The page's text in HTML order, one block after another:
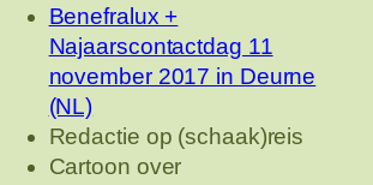
Benefralux +
Najaarscontactdag 11
november 2017 in Deurne
(NL)
Redactie op (schaak)reis
Cartoon over